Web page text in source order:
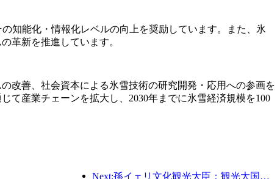
知能化・情報化レベルの向上を奨励しています。また、氷
革新を推進しています。
改善、社会資本による氷雪技術の研究開発・応用への参画を
て産業チェーンを拡大し、2030年までに氷雪経済規模を100
Next:孫イェリ文化観光大臣：観光大国の建設を推進し、質の高い観光商品の供給を充実させる。